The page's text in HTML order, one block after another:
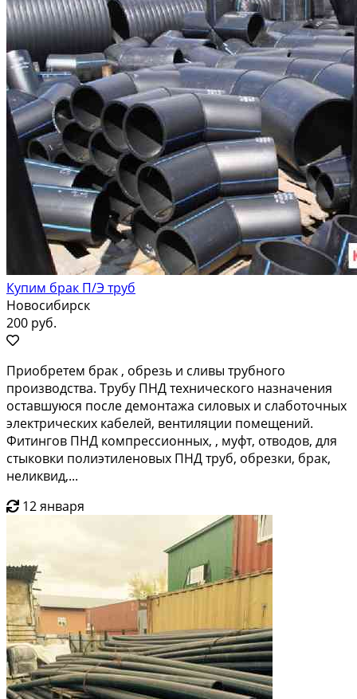
Купим брак П/Э труб
Новосибирск
200 руб.
Приобретем брак , обрезь и сливы трубного
производства. Трубу ПНД технического назначения
оставшуюся после демонтажа силовых и слаботочных
электрических кабелей, вентиляции помещений.
Фитингов ПНД компрессионных, , муфт, отводов, для
стыковки полиэтиленовых ПНД труб, обрезки, брак,
неликвид,...
12 января